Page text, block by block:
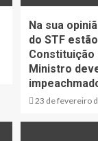
Na sua
do STF
Constituição
Ministro
23 de fevereiro